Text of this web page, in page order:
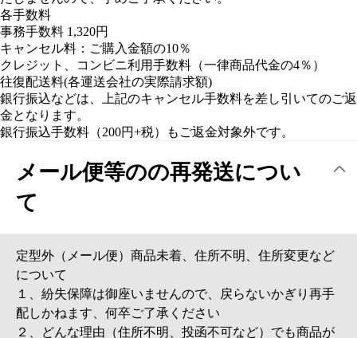
8.消耗品・ソフトウェア等（消耗品及びOS等のライセンス販
売となるソフトウェアは，この保証の対象外となります．）
9.商品取り付け及び加工後 (セット商品の場合、一部でも取り
付け及び加工されますとクレーム対象外となりますのでご注意
下さい。)
10.第三者に渡った後に欠損が発覚した場合
11.日本語マニュアル・保証書が付属していないという理由
（海外輸入商品が多いため、日本語マニュアルが付属していな
い場合がございます。）
12.そのほか、弊社及びメーカー、仕入先または輸入元で対応
ができないと判断した場合
送料実費と手数料（商品代金から10％）を引いてからご返金対
応させて頂きます。
また代引き手数料及び銀行振込み手数料（200円+消費
税）もご返金対象外となります。何卒ご了承ください 。
対象外で御座います。何卒ご了承ください。なお現金書留など
は対応致しかねます、何卒ご了承とご協力ください
※銀行振込もしくはau Pay マーケットポイントでの返金になり
ます。
※au Pay マーケット内でのポイントでの返金になりますので、
申し訳ございませんが、その他のポイントなどで返還すること
はできません。